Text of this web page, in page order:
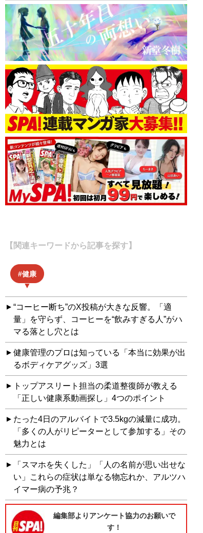
【関連キーワードから記事を探す】
健康
“コーヒー断ち”のX投稿が大きな反響。「適
量」を守らず、コーヒーを“飲みすぎる人”がハ
マる落とし穴とは
健康管理のプロは知っている「本当に効果が出
るボディケアグッズ」3選
トップアスリート担当の柔道整復師が教える
「正しい健康系動画探し」4つのポイント
たった4日のアルバイトで3.5kgの減量に成功。
「多くの人がリピーターとして参加する」その
魅力とは
「スマホを失くした」「人の名前が思い出せな
い」これらの症状は単なる物忘れか、アルツハ
イマー病の予兆？